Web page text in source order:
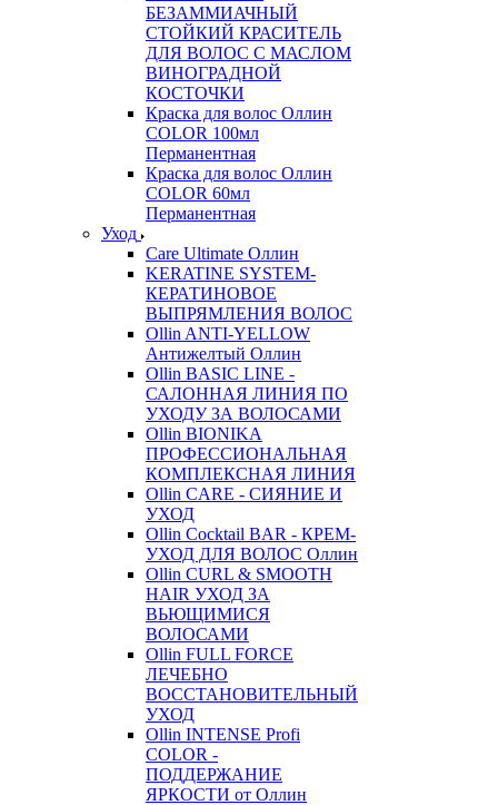
БЕЗАММИАЧНЫЙ
СТОЙКИЙ КРАСИТЕЛЬ
ДЛЯ ВОЛОС С МАСЛОМ
ВИНОГРАДНОЙ
КОСТОЧКИ
Краска для волос Оллин
COLOR 100мл
Перманентная
Краска для волос Оллин
COLOR 60мл
Перманентная
Уход
Care Ultimate Оллин
KERATINE SYSTEM-
КЕРАТИНОВОЕ
ВЫПРЯМЛЕНИЯ ВОЛОС
Ollin ANTI-YELLOW
Антижелтый Оллин
Ollin BASIC LINE -
САЛОННАЯ ЛИНИЯ ПО
УХОДУ ЗА ВОЛОСАМИ
Ollin BIONIKA
ПРОФЕССИОНАЛЬНАЯ
КОМПЛЕКСНАЯ ЛИНИЯ
Ollin CARE - СИЯНИЕ И
УХОД
Ollin Cocktail BAR - КРЕМ-
УХОД ДЛЯ ВОЛОС Оллин
Ollin CURL & SMOOTH
HAIR УХОД ЗА
ВЬЮЩИМИСЯ
ВОЛОСАМИ
Ollin FULL FORCE
ЛЕЧЕБНО
ВОССТАНОВИТЕЛЬНЫЙ
УХОД
Ollin INTENSE Profi
COLOR -
ПОДДЕРЖАНИЕ
ЯРКОСТИ от Оллин